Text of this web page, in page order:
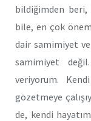
bildiğimden beri,
bile, en çok
dair samimiyet
samimiyet
veriyorum.
gözetmeye
de, kendi